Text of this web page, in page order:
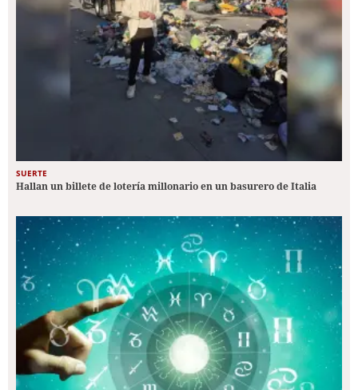
SUERTE
Hallan un billete de lotería millonario en un basurero de Italia